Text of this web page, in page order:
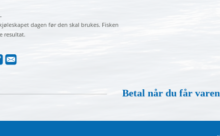
dagen før den skal brukes. Fisken
resultat.
Betal når du får varen